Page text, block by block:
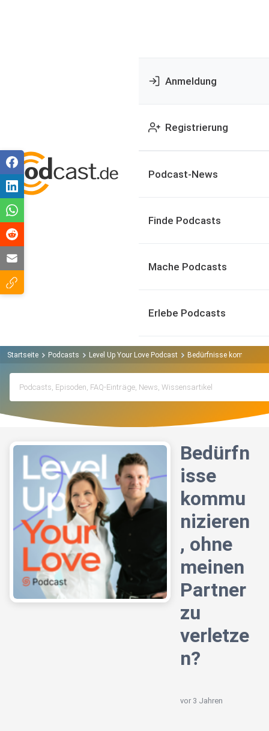
Anmeldung
Registrierung
Podcast-News
Finde Podcasts
Mache Podcasts
Erlebe Podcasts
Startseite Podcasts Level Up Your Love Podcast Bedürfnisse
Bedürfn
isse
kommu
nizieren
, ohne
meinen
Partner
zu
verletze
n?
vor 3 Jahren